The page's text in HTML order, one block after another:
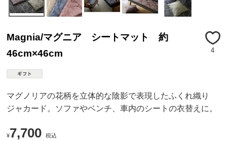
Magnia/マグニア シートマット 約
46cm×46cm
4
マグノリアの花柄を立体的な陰影で表現したふくれ織り
ジャカード。ソファやベンチ、車内のシートの衣替えに。
¥7,700 税込